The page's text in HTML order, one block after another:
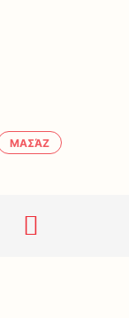
ΜΑΣΆΖ